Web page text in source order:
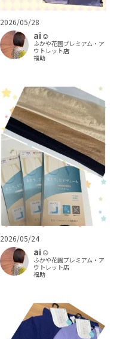
2026/05/28
ai‪‪☺︎‬
ふかや花園プレミアム・ア
ウトレット店
福助
2026/05/24
ai‪‪☺︎‬
ふかや花園プレミアム・ア
ウトレット店
福助